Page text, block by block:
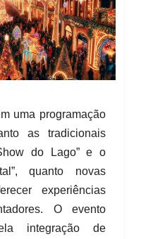
uma programação
as tradicionais
do Lago” e o
quanto novas
experiências
O evento
integração de